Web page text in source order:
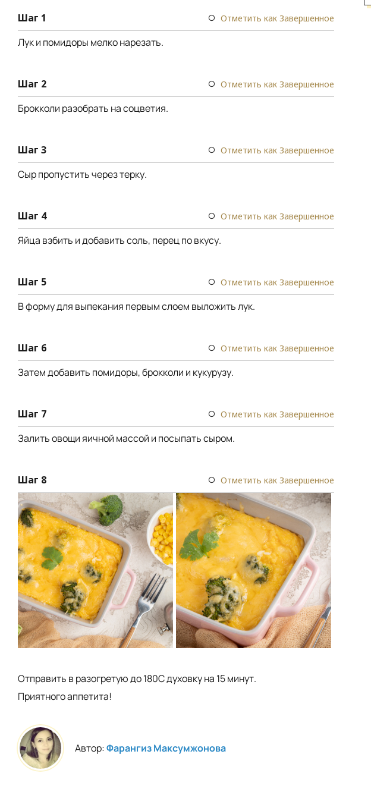
Шаг 1 Отметить как Завершенное
Лук и помидоры мелко нарезать.
Шаг 2 Отметить как Завершенное
Брокколи разобрать на соцветия.
Шаг 3 Отметить как Завершенное
Сыр пропустить через терку.
Шаг 4 Отметить как Завершенное
Яйца взбить и добавить соль, перец по вкусу.
Шаг 5 Отметить как Завершенное
В форму для выпекания первым слоем выложить лук.
Шаг 6 Отметить как Завершенное
Затем добавить помидоры, брокколи и кукурузу.
Шаг 7 Отметить как Завершенное
Залить овощи яичной массой и посыпать сыром.
Шаг 8 Отметить как Завершенное
Отправить в разогретую до 180С духовку на 15 минут.
Приятного аппетита!
Автор:Фарангиз Максумжонова